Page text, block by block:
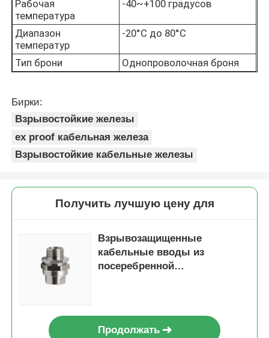
Рабочая
температура
-40~+100 градусов
Диапазон
температур
-20°C до 80°C
Тип брони Однопроволочная броня
Бирки:
Взрывостойкие железы
ex proof кабельная железа
Взрывостойкие кабельные железы
Получить лучшую цену для
Взрывозащищенные
кабельные вводы из
посеребренной
Продолжать